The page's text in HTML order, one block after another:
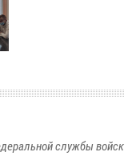
службы войск